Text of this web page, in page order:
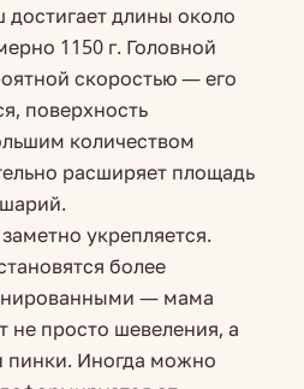
длины около
1150 г. Головной
скоростью — его
поверхность
количеством
расширяет площадь
укрепляется.
более
— мама
не просто шевеления, а
пинки. Иногда можно